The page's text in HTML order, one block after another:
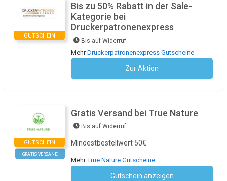
GUTSCHEIN
Bis zu 50% Rabatt in der Sale-
Kategorie bei
Druckerpatronenexpress
Bis auf Widerruf
MehrDruckerpatronenexpress Gutscheine
Zur Aktion
GUTSCHEIN
GRATIS VERSAND
Gratis Versand bei True Nature
Bis auf Widerruf
Mindestbestellwert 50€
MehrTrue Nature Gutscheine
Gutschein anzeigen